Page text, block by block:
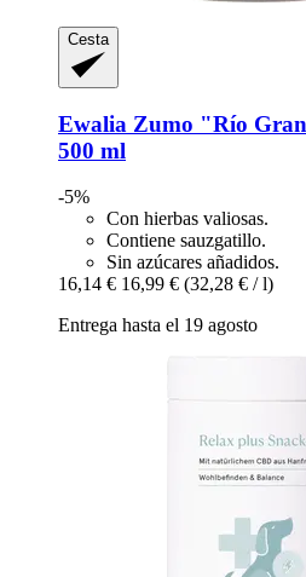
Cesta
Ewalia Zumo "Río
500 ml
-5%
Con hierbas valiosas.
Contiene sauzgatillo.
Sin azúcares añadidos.
16,14 € 16,99 € (32,28 € / l)
Entrega hasta el 19 agosto